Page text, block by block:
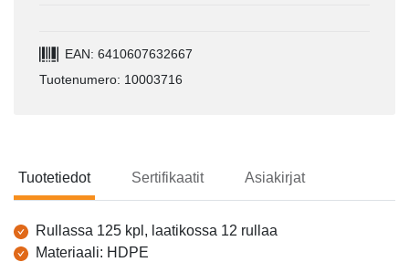
EAN: 6410607632667
Tuotenumero: 10003716
Tuotetiedot Sertifikaatit Asiakirjat
Tuotetiedot
Rullassa 125 kpl, laatikossa 12 rullaa
Materiaali: HDPE